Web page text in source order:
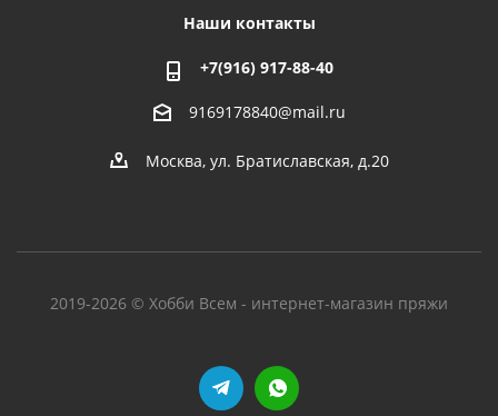
Наши контакты
+7(916) 917-88-40
9169178840@mail.ru
Москва, ул. Братиславская, д.20
2019-2026 © Хобби Всем - интернет-магазин пряжи